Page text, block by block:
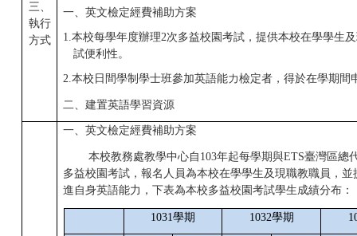
三、
執行
方式
一、英文檢定經費補助方案
1.本校每學年度辦理2次多益校園考試，提供本校在學學生
試便利性。
2.本校日間學制學士班參加英語能力檢定者，得於在學期間
二、建置英語學習資源
一、英文檢定經費補助方案
本校教務處教學中心自103年起每學期與ETS臺灣區總
多益校園考試，報名人員為本校在學學生及現職教職員，
進自身英語能力，下表為本校多益校園考試學生成績分布：
1031學期 1032學期